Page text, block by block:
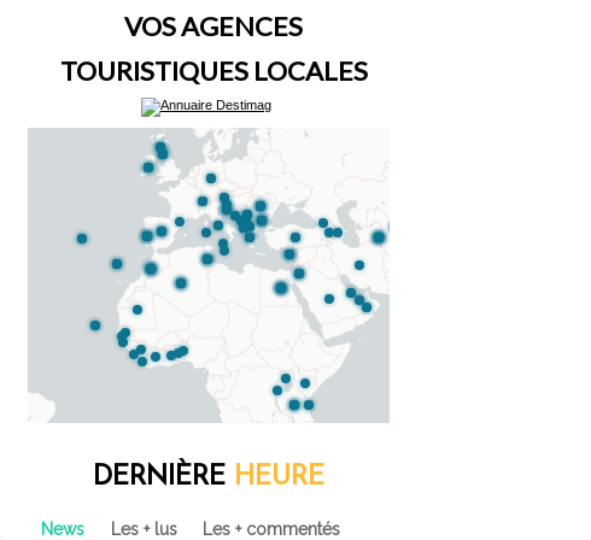
VOS AGENCES
TOURISTIQUES LOCALES
DERNIÈRE HEURE
News Les + lus Les + commentés